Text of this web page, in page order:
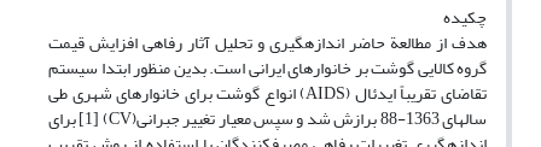
چکیده
هدف از مطالعة حاضر اندازه­گیری و تحلیل آثار رفاهی افزایش قیمت
گروه کالایی گوشت بر خانوارهای ایرانی است. بدین منظور ابتدا سیستم
تقاضای تقریباً ایدئال (AIDS) انواع گوشت برای خانوارهای شهری طی
سال­های 1363-88 برازش شد و سپس معیار تغییر جبرانی(CV) [1] برای